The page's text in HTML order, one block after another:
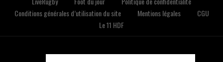
Conditions générales d’utilisation du site
Mentions légales
CGU
Le 11 HDF